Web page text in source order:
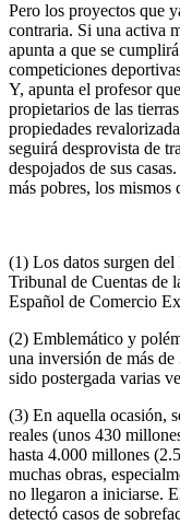
Pero los proyectos que
contraria. Si una activa
apunta a que se
competiciones
Y, apunta el profesor
propietarios de las
propiedades
seguirá desprovista de
despojados de sus
más pobres, los mismos
(1) Los datos surgen
Tribunal de Cuentas
Español de Comercio
(2) Emblemático y
una inversión de más
sido postergada varias
(3) En aquella ocasión,
reales (unos 430
hasta 4.000 millones
muchas obras,
no llegaron a iniciarse.
detectó casos de